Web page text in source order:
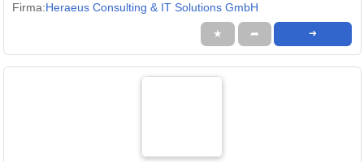
Firma:Heraeus Consulting & IT Solutions GmbH
★ ➦ ➜